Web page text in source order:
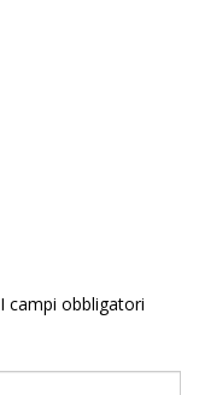
I campi obbligatori